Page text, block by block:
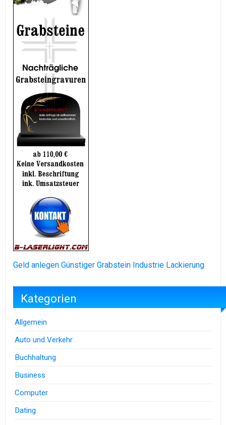
Geld anlegen Günstiger Grabstein Industrie Lackierung
Kategorien
Allgemein
Auto und Verkehr
Buchhaltung
Business
Computer
Dating